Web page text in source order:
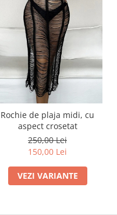
Rochie de plaja midi, cu
aspect crosetat
250,00 Lei
150,00 Lei
VEZI VARIANTE